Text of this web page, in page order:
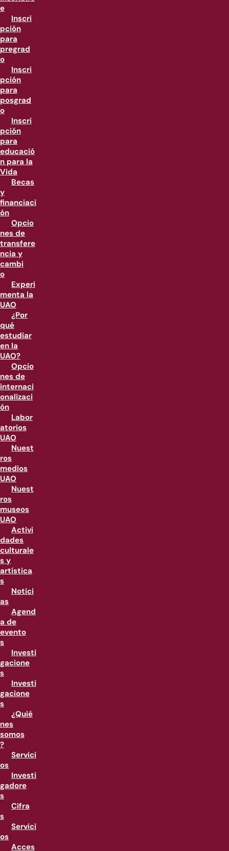
e
Inscri
pción
para
pregrad
o
Inscri
pción
para
posgrad
o
Inscri
pción
para
educació
n para la
Vida
Becas
y
financiaci
ón
Opcio
nes de
transfere
ncia y
cambi
o
Experi
menta la
UAO
¿Por
qué
estudiar
en la
UAO?
Opcio
nes de
internaci
onalizaci
ón
Labor
atorios
UAO
Nuest
ros
medios
UAO
Nuest
ros
museos
UAO
Activi
dades
culturale
s y
artística
s
Notici
as
Agend
a de
evento
s
Investi
gacione
s
Investi
gacione
s
¿Quié
nes
somos
?
Servici
os
Investi
gadore
s
Cifra
s
Servici
os
Acces